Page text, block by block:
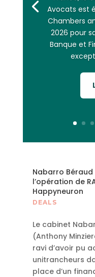
Avocats est
Chambers
2026 pour
Banque et
Nabarro
l’opération de
Happyneuron
DEALS
Le cabinet
(Anthony
ravi d’avoir pu
unitrancheurs
place d’un